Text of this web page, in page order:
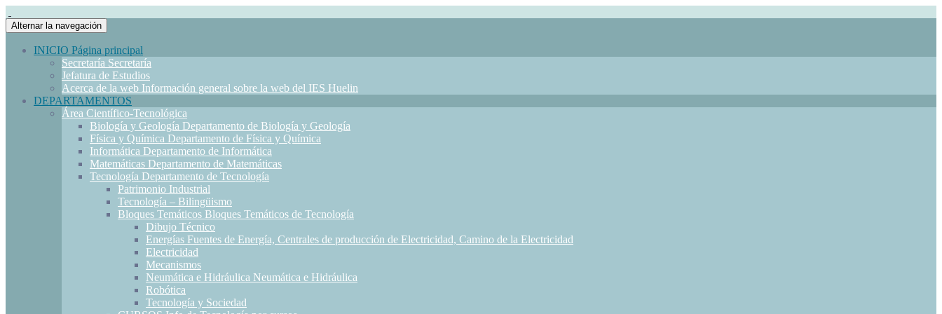
Alternar la navegación
INICIO Página principal
Secretaría Secretaría
Jefatura de Estudios
Acerca de la web Información general sobre la web del IES Huelin
DEPARTAMENTOS
Área Científico-Tecnológica
Biología y Geología Departamento de Biología y Geología
Física y Química Departamento de Física y Química
Informática Departamento de Informática
Matemáticas Departamento de Matemáticas
Tecnología Departamento de Tecnología
Patrimonio Industrial
Tecnología – Bilingüismo
Bloques Temáticos Bloques Temáticos de Tecnología
Dibujo Técnico
Energías Fuentes de Energía, Centrales de producción de Electricidad, Camino de la Electricidad
Electricidad
Mecanismos
Neumática e Hidráulica Neumática e Hidráulica
Robótica
Tecnología y Sociedad